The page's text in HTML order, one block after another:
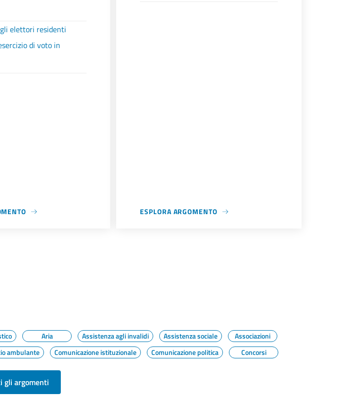
elettori residenti
di voto in
ESPLORA ARGOMENTO
Aria Assistenza agli invalidi Assistenza sociale
Associazioni
ambulante Comunicazione istituzionale Comunicazione politica Concorsi
gli argomenti